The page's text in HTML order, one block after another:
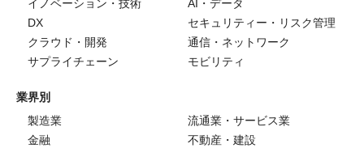
イノベーション・技術
AI・データ
DX
セキュリティー・リスク管理
クラウド・開発
通信・ネットワーク
サプライチェーン
モビリティ
業界別
製造業
流通業・サービス業
金融
不動産・建設